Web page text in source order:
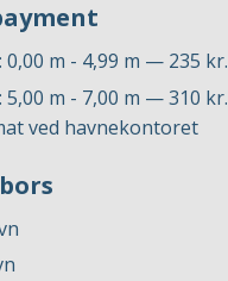
m - 4,99 m — 235 kr.
m - 7,00 m — 310 kr.
ved havnekontoret